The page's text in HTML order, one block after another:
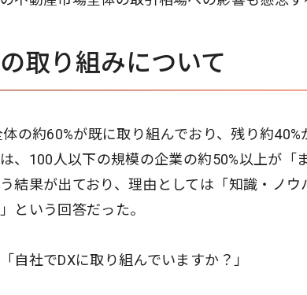
取り組みについて
体の約60%が既に取り組んでおり、残り約
、100人以下の規模の企業の約50%以上が「
結果が出ており、理由としては「知識・ノ
という回答だった。
自社でDXに取り組んでいますか？」